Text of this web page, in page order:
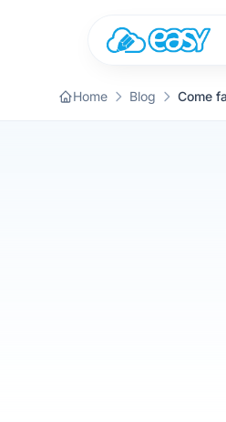
Home Blog